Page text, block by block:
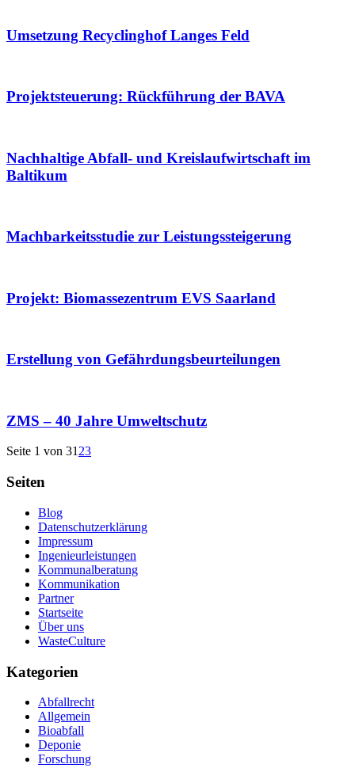
Umsetzung Recyclinghof Langes Feld
Projektsteuerung: Rückführung der BAVA
Nachhaltige Abfall- und Kreislaufwirtschaft im
Baltikum
Machbarkeitsstudie zur Leistungssteigerung
Projekt: Biomassezentrum EVS Saarland
Erstellung von Gefährdungsbeurteilungen
ZMS – 40 Jahre Umweltschutz
Seite 1 von 31 23
Seiten
Blog
Datenschutzerklärung
Impressum
Ingenieurleistungen
Kommunalberatung
Kommunikation
Partner
Startseite
Über uns
WasteCulture
Kategorien
Abfallrecht
Allgemein
Bioabfall
Deponie
Forschung